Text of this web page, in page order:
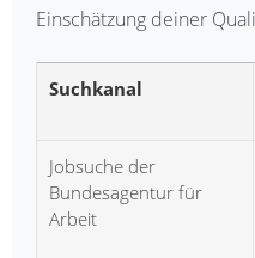
Einschätzung deiner
Suchkanal
Jobsuche der
Bundesagentur für
Arbeit